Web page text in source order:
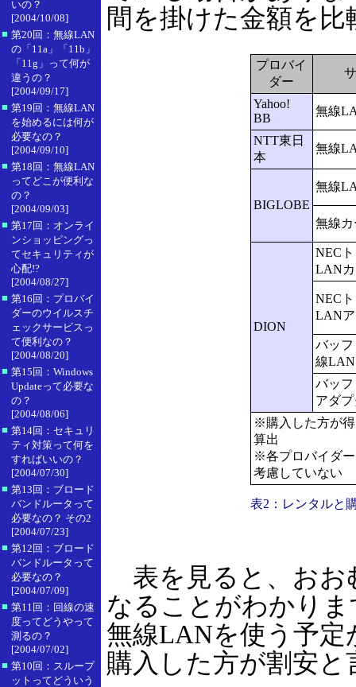
いの？
[2004/10/08]
■ 第20回：無線LAN
の「11a」「11b」
「11g」って何が
違うの？
[2004/09/17]
■ 第19回：無線LAN
を始めるには何が
必要なの？
[2004/09/10]
■ 第18回：無線LAN
ってどこが便利な
の？
[2004/09/03]
■ 第17回：オンライ
ンショッピングっ
てセキュリティが
心配!?
[2004/08/27]
■ 第16回：プロバイ
ダーのウイルスチ
ェックサービスっ
て便利なの？
[2004/08/20]
■ 第15回：Windows
Updateって必要な
の？
[2004/08/06]
■ 第14回：セキュリ
ティ対策って何を
すればいいの？
[2004/07/30]
■ 第13回：ブロード
バンドルータって
必要なの？ その2
[2004/07/23]
■ 第12回：ブロード
バンドルータって
必要なの？
[2004/07/09]
■ 第11回：回線の速
度ってどうやって
測るの？
[2004/07/02]
■ 第10回：スループ
ットってどういう
間を掛けた金額を
プロバイ
ダー
Yahoo!
BB
無線
NTT東日
本
無線
BIGLOBE
無線
無線
DION
NEC
LAN
NEC
LAN
バッ
線
バッ
アダ
※購入した方が
算出
※各プロバイダ
考慮していない
表2：レンタルと
表を見ると、おお
なることがわかり
無線LANを使う予
購入した方が割安